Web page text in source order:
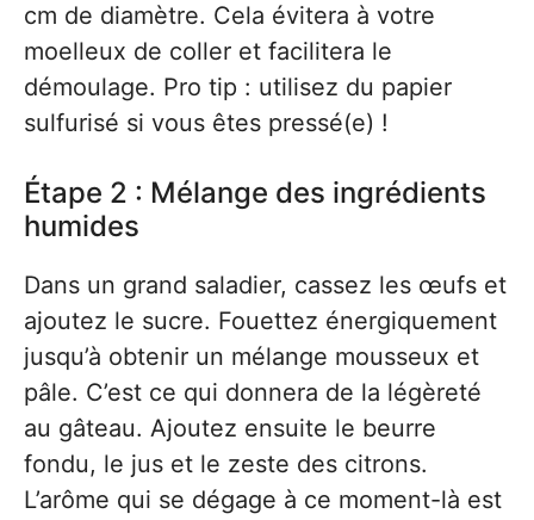
cm de diamètre. Cela évitera à votre
moelleux de coller et facilitera le
démoulage. Pro tip : utilisez du papier
sulfurisé si vous êtes pressé(e) !
Étape 2 : Mélange des ingrédients
humides
Dans un grand saladier, cassez les œufs et
ajoutez le sucre. Fouettez énergiquement
jusqu’à obtenir un mélange mousseux et
pâle. C’est ce qui donnera de la légèreté
au gâteau. Ajoutez ensuite le beurre
fondu, le jus et le zeste des citrons.
L’arôme qui se dégage à ce moment-là est